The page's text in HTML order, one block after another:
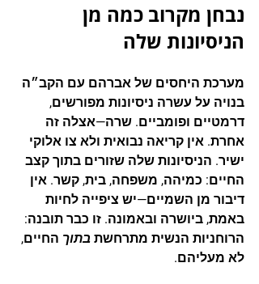
נבחן מקרוב כמה מן
הניסיונות שלה
מערכת היחסים של אברהם עם הקב״ה
בנויה על עשרה ניסיונות מפורשים,
דרמטיים ופומביים. שרה—אצלה זה
אחרת. אין קריאה נבואית ולא צו אלוקי
ישיר. הניסיונות שלה שזורים בתוך קצב
החיים: כמיהה, משפחה, בית, קשר. אין
דיבור מן השמיים—יש ציפייה לחיות
באמת, ביושרה ובאמונה. זו כבר תובנה:
הרוחניות הנשית מתרחשת בתוך החיים,
לא מעליהם.